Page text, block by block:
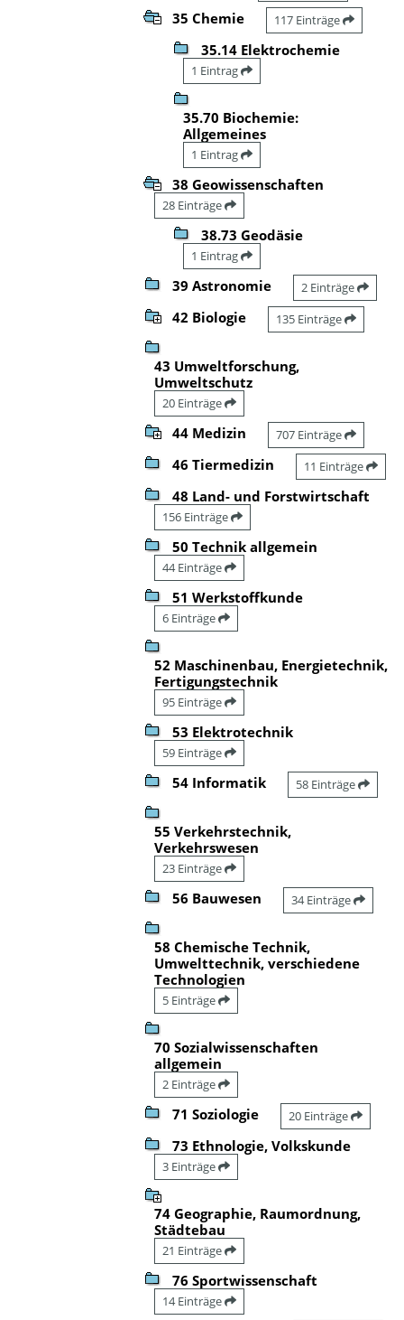
35 Chemie 117 Einträge
35.14 Elektrochemie
1 Eintrag
35.70 Biochemie:
Allgemeines
1 Eintrag
38 Geowissenschaften
28 Einträge
38.73 Geodäsie
1 Eintrag
39 Astronomie 2 Einträge
42 Biologie 135 Einträge
43 Umweltforschung,
Umweltschutz
20 Einträge
44 Medizin 707 Einträge
46 Tiermedizin 11 Einträge
48 Land- und Forstwirtschaft
156 Einträge
50 Technik allgemein
44 Einträge
51 Werkstoffkunde
6 Einträge
52 Maschinenbau, Energietechnik,
Fertigungstechnik
95 Einträge
53 Elektrotechnik
59 Einträge
54 Informatik 58 Einträge
55 Verkehrstechnik,
Verkehrswesen
23 Einträge
56 Bauwesen 34 Einträge
58 Chemische Technik,
Umwelttechnik, verschiedene
Technologien
5 Einträge
70 Sozialwissenschaften
allgemein
2 Einträge
71 Soziologie 20 Einträge
73 Ethnologie, Volkskunde
3 Einträge
74 Geographie, Raumordnung,
Städtebau
21 Einträge
76 Sportwissenschaft
14 Einträge